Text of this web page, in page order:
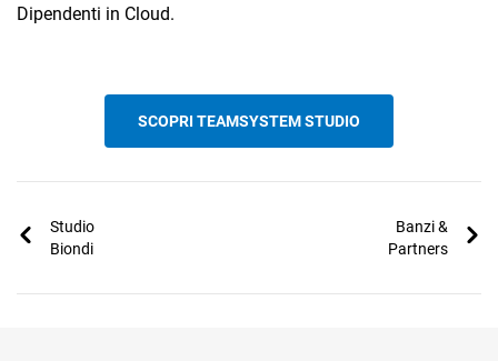
Dipendenti in Cloud.
SCOPRI TEAMSYSTEM STUDIO
Studio
Biondi
Banzi &
Partners